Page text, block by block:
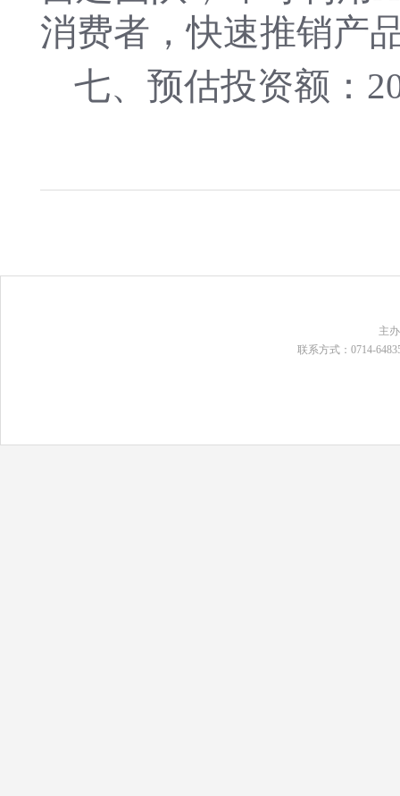
消费者，快速推销产
七、预估投资额：
主
联系方式：0714-